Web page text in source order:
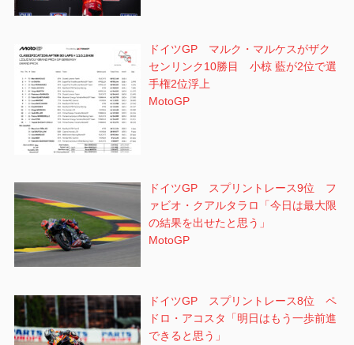
ドイツGP マルク・マルケスがザク
センリンク10勝目 小椋 藍が2位で選
手権2位浮上
MotoGP
ドイツGP スプリントレース9位 フ
ァビオ・クアルタラロ「今日は最大限
の結果を出せたと思う」
MotoGP
ドイツGP スプリントレース8位 ペ
ドロ・アコスタ「明日はもう一歩前進
できると思う」